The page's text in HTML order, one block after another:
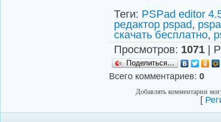
Теги: PSPad editor
редактор pspad,
скачать бесплатно,
Просмотров: 1071 |
Поделиться…
Всего комментариев: 0
Добавлять комментарии
[